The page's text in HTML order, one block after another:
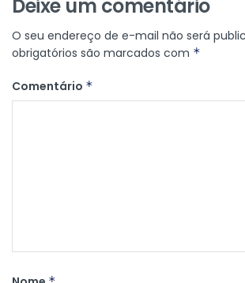
Deixe um comentário
O seu endereço de e-mail não será
obrigatórios são marcados com *
Comentário *